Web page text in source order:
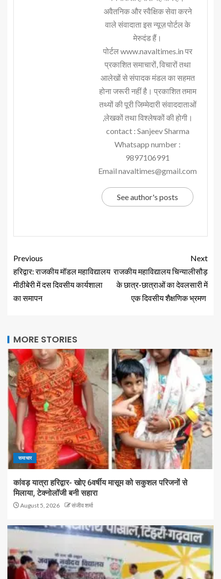
अवैतनिक और स्वैक्षिक सेवा करने
वाले संवादाता इस न्यूज़ पोर्टल के
मेरुदंड हैं।
पोर्टल www.navaltimes.in पर
प्रकाशित समाचारों, विचारों तथा
आलेखों से संपादक मंडल का सहमत
होना जरूरी नहीं है। प्रकाशित तमाम
तथ्यों की पूरी जिम्मेदारी संवाददाताओं
,लेखकों तथा विश्लेषकों की होगी।
contact : Sanjeev Sharma
Whatsapp number :
9897106991
Email navaltimes@gmail.com
See author's posts
Previous
हरिद्वार: राजकीय मॉडल महाविद्यालय
मीठीबेरी में दस दिवसीय कार्यशाला
का समापन
Next
राजकीय महाविद्यालय चिन्यालीसौड़
के छात्र-छात्राओं का देवलसारी में
एक दिवसीय शैक्षणिक भ्रमण
MORE STORIES
समाचार
कांवड़ यात्रा हरिद्वार- खोए 6वर्षीय मासूम को सकुशल परिजनों से
मिलाया, टेक्नोलॉजी बनी सहारा
August 5, 2026 संजीव शर्मा